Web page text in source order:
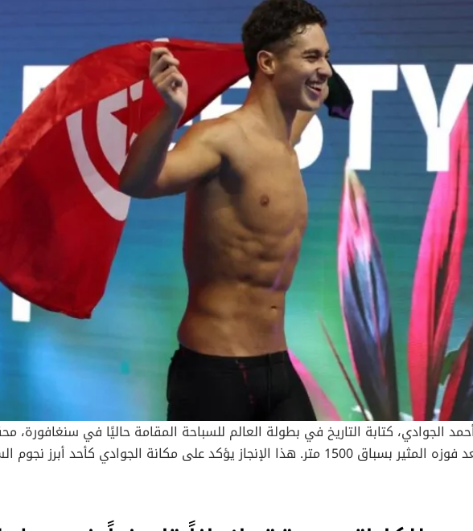
من خلال تقديم أقصى مستويات الأداء الرياضي مع خفض الانبعاثات، وتقديم
اليومي.
الجوادي، كتابة التاريخ في بطولة العالم للسباحة المقامة حاليًا في سنغافورة،
الثانية له في البطولة، وذلك بعد فوزه المثير بسباق 1500 متر. هذا الإنجاز يؤكد على
وحسم الجوادي سباق 1500 متر بزمن قدره 14 دقيقة و34.41